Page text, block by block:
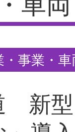
・事業・
新